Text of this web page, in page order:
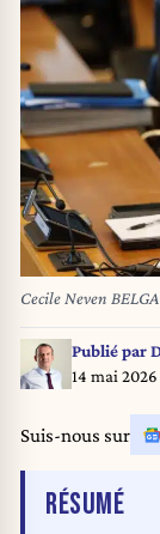
Cecile Neven
Publié par
14 mai 2026
Suis-nous sur
RÉSUMÉDE